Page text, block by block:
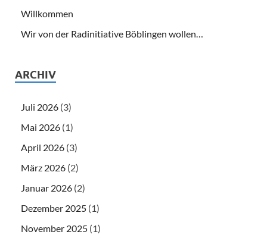
Willkommen
Wir von der Radinitiative Böblingen wollen…
ARCHIV
Juli 2026 (3)
Mai 2026 (1)
April 2026 (3)
März 2026 (2)
Januar 2026 (2)
Dezember 2025 (1)
November 2025 (1)